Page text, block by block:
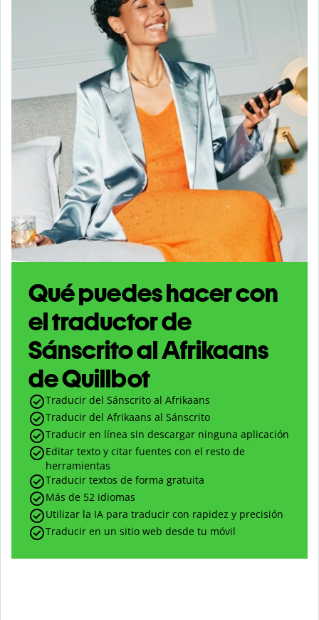
Qué puedes hacer con
el traductor de
Sánscrito al Afrikaans
de Quillbot
Traducir del Sánscrito al Afrikaans
Traducir del Afrikaans al Sánscrito
Traducir en línea sin descargar ninguna aplicación
Editar texto y citar fuentes con el resto de
herramientas
Traducir textos de forma gratuita
Más de 52 idiomas
Utilizar la IA para traducir con rapidez y precisión
Traducir en un sitio web desde tu móvil